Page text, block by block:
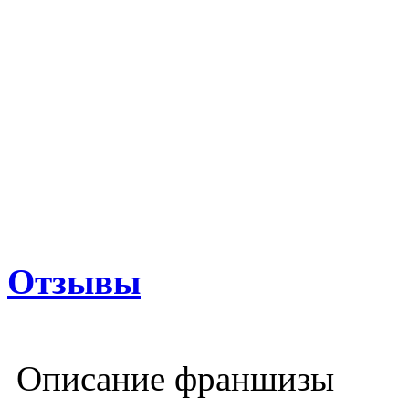
Отзывы
Описание франшизы